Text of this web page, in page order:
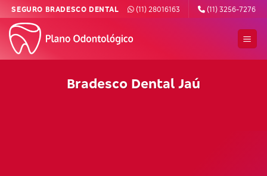
Skip
content
SEGURO BRADESCO DENTAL (11) 28016163 (11) 3256-7276
Bradesco Dental Jaú